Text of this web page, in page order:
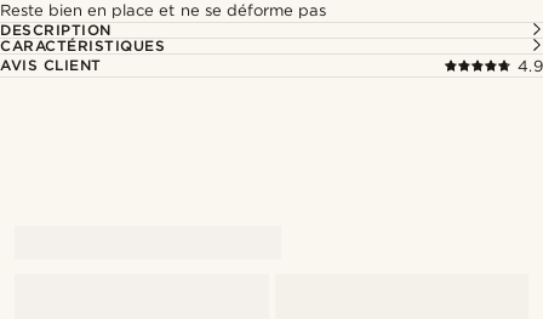
Reste bien en place et ne se déforme pas
DESCRIPTION
CARACTÉRISTIQUES
AVIS CLIENT
4.9